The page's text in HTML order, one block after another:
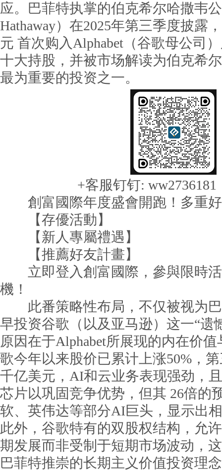
应。巴菲特执掌的伯克希尔哈撒韦
Hathaway）在2025年第三季度披露
元 首次购入Alphabet（谷歌母公司
十大持股，并被市场解读为伯克希
最为重要的投资之一。
+客服钉钉: ww2736181
創富國際年度盛會開跑！多重好
【存優活動】
【新人專屬禮遇】
【推薦好友計畫】
立即登入創富國際，參與限時活
機！
此番策略性布局，不仅被视为巴
早投资谷歌（以及亚马逊）这一“遗
原因在于Alphabet所展现的内在价
歌今年以来股价已累计上涨50%，
千亿美元，AI和云业务表现强劲，
芯片以巩固竞争优势，但其 26倍的
软、英伟达等部分AI巨头，显示出
此外，谷歌特有的双股权结构，允
期发展而非受制于短期市场波动，
巴菲特推崇的长期主义价值投资理